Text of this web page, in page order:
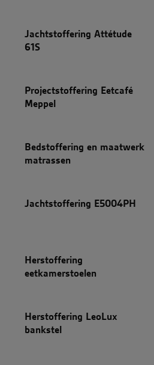
Jachtstoffering Attétude
61S
Projectstoffering Eetcafé
Meppel
Bedstoffering en maatwerk
matrassen
Jachtstoffering E5004PH
Herstoffering
eetkamerstoelen
Herstoffering LeoLux
bankstel